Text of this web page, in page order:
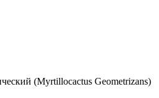
(Myrtillocactus Geometrizans)